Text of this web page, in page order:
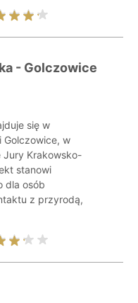
- Golczowice
się w
Golczowice, w
Jury Krakowsko-
stanowi
dla osób
z przyrodą,